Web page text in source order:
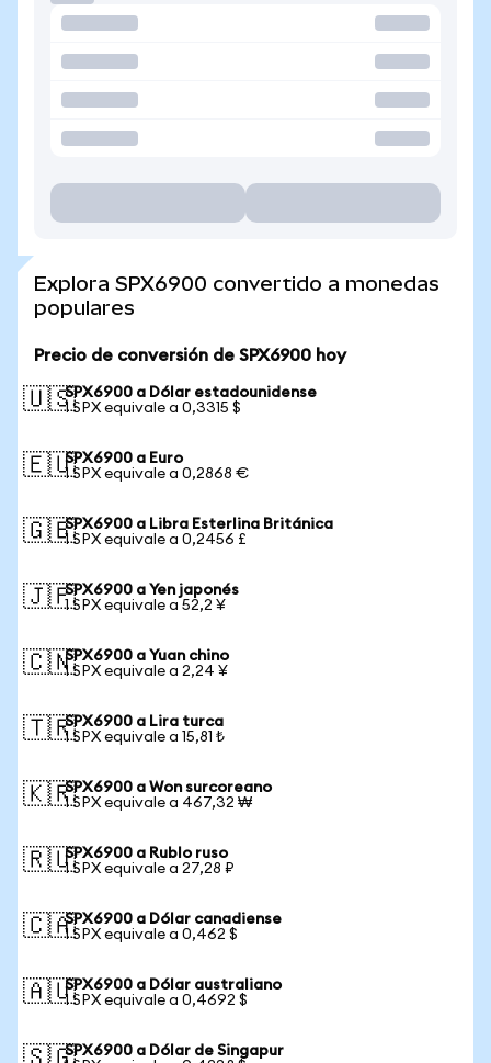
Explora SPX6900 convertido a monedas
populares
Precio de conversión de SPX6900 hoy
🇺🇸SPX6900 a Dólar estadounidense
1 SPX equivale a 0,3315 $
🇪🇺SPX6900 a Euro
1 SPX equivale a 0,2868 €
🇬🇧SPX6900 a Libra Esterlina Británica
1 SPX equivale a 0,2456 £
🇯🇵SPX6900 a Yen japonés
1 SPX equivale a 52,2 ¥
🇨🇳SPX6900 a Yuan chino
1 SPX equivale a 2,24 ¥
🇹🇷SPX6900 a Lira turca
1 SPX equivale a 15,81 ₺
🇰🇷SPX6900 a Won surcoreano
1 SPX equivale a 467,32 ₩
🇷🇺SPX6900 a Rublo ruso
1 SPX equivale a 27,28 ₽
🇨🇦SPX6900 a Dólar canadiense
1 SPX equivale a 0,462 $
🇦🇺SPX6900 a Dólar australiano
1 SPX equivale a 0,4692 $
SPX6900 a Dólar de Singapur